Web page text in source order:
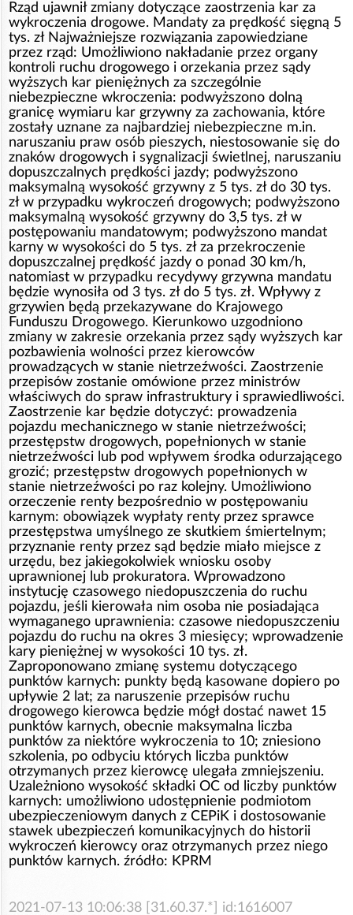
Rząd ujawnił zmiany dotyczące zaostrzenia kar za
wykroczenia drogowe. Mandaty za prędkość sięgną 5
tys. zł Najważniejsze rozwiązania zapowiedziane
przez rząd: Umożliwiono nakładanie przez organy
kontroli ruchu drogowego i orzekania przez sądy
wyższych kar pieniężnych za szczególnie
niebezpieczne wkroczenia: podwyższono dolną
granicę wymiaru kar grzywny za zachowania, które
zostały uznane za najbardziej niebezpieczne m.in.
naruszaniu praw osób pieszych, niestosowanie się do
znaków drogowych i sygnalizacji świetlnej, naruszaniu
dopuszczalnych prędkości jazdy; podwyższono
maksymalną wysokość grzywny z 5 tys. zł do 30 tys.
zł w przypadku wykroczeń drogowych; podwyższono
maksymalną wysokość grzywny do 3,5 tys. zł w
postępowaniu mandatowym; podwyższono mandat
karny w wysokości do 5 tys. zł za przekroczenie
dopuszczalnej prędkość jazdy o ponad 30 km/h,
natomiast w przypadku recydywy grzywna mandatu
będzie wynosiła od 3 tys. zł do 5 tys. zł. Wpływy z
grzywien będą przekazywane do Krajowego
Funduszu Drogowego. Kierunkowo uzgodniono
zmiany w zakresie orzekania przez sądy wyższych kar
pozbawienia wolności przez kierowców
prowadzących w stanie nietrzeźwości. Zaostrzenie
przepisów zostanie omówione przez ministrów
właściwych do spraw infrastruktury i sprawiedliwości.
Zaostrzenie kar będzie dotyczyć: prowadzenia
pojazdu mechanicznego w stanie nietrzeźwości;
przestępstw drogowych, popełnionych w stanie
nietrzeźwości lub pod wpływem środka odurzającego
grozić; przestępstw drogowych popełnionych w
stanie nietrzeźwości po raz kolejny. Umożliwiono
orzeczenie renty bezpośrednio w postępowaniu
karnym: obowiązek wypłaty renty przez sprawce
przestępstwa umyślnego ze skutkiem śmiertelnym;
przyznanie renty przez sąd będzie miało miejsce z
urzędu, bez jakiegokolwiek wniosku osoby
uprawnionej lub prokuratora. Wprowadzono
instytucję czasowego niedopuszczenia do ruchu
pojazdu, jeśli kierowała nim osoba nie posiadająca
wymaganego uprawnienia: czasowe niedopuszczeniu
pojazdu do ruchu na okres 3 miesięcy; wprowadzenie
kary pieniężnej w wysokości 10 tys. zł.
Zaproponowano zmianę systemu dotyczącego
punktów karnych: punkty będą kasowane dopiero po
upływie 2 lat; za naruszenie przepisów ruchu
drogowego kierowca będzie mógł dostać nawet 15
punktów karnych, obecnie maksymalna liczba
punktów za niektóre wykroczenia to 10; zniesiono
szkolenia, po odbyciu których liczba punktów
otrzymanych przez kierowcę ulegała zmniejszeniu.
Uzależniono wysokość składki OC od liczby punktów
karnych: umożliwiono udostępnienie podmiotom
ubezpieczeniowym danych z CEPiK i dostosowanie
stawek ubezpieczeń komunikacyjnych do historii
wykroczeń kierowcy oraz otrzymanych przez niego
punktów karnych. źródło: KPRM
2021-07-13 10:06:38 [31.60.37.*] id:1616007